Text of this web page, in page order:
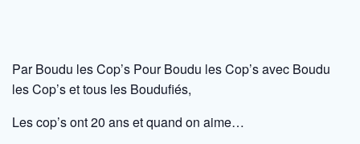
Par Boudu les Cop’s Pour Boudu les Cop’s avec Boudu
les Cop’s et tous les Boudufiés,
Les cop’s ont 20 ans et quand on aime…